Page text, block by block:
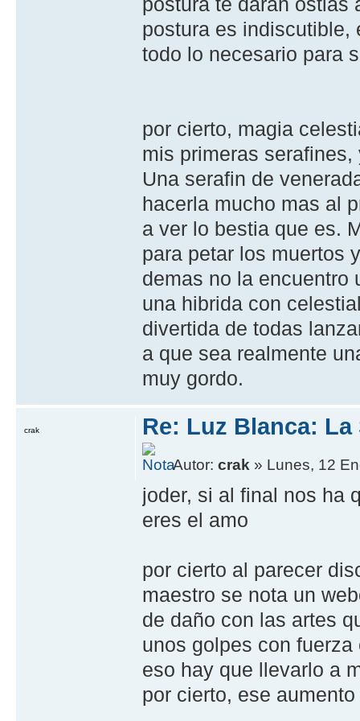
postura es indiscutible,
todo lo necesario para
por cierto, magia
mis primeras
Una serafin de
hacerla mucho mas al
a ver lo bestia que es.
para petar los muertos
demas no la encuentro
una hibrida con
divertida de todas
a que sea realmente
muy gordo.
Re: Luz Blanca: La
Autor:crak » Lunes, 12
joder, si al final nos ha
eres el amo
por cierto al parecer
maestro se nota un
de daño con las artes
unos golpes con
eso hay que llevarlo a
por cierto, ese
crak